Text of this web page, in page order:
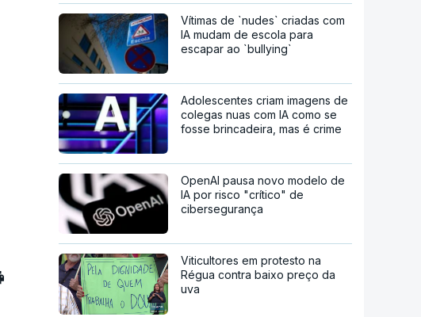
Vítimas de `nudes` criadas com
IA mudam de escola para
escapar ao `bullying`
Adolescentes criam imagens de
colegas nuas com IA como se
fosse brincadeira, mas é crime
OpenAI pausa novo modelo de
IA por risco "crítico" de
cibersegurança
Viticultores em protesto na
Régua contra baixo preço da
uva